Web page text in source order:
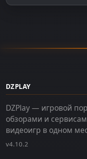
DZPLAY
DZPlay — игровой
обзорами и
видеоигр в одном
v4.10.2